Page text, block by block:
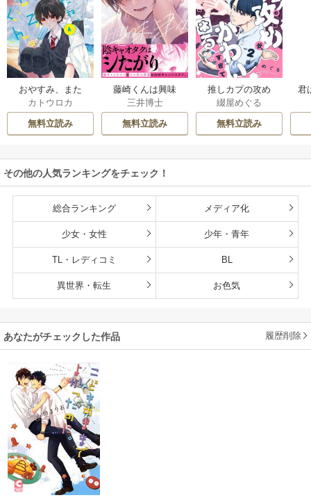
おやすみ、また
ね。ましろくん。
【電子限定漫画付
き】
カトウロカ
無料立読み
藤崎くんは興味
津々【コミックス
版】
三井博士
無料立読み
推しカプの攻め
が、かわいすぎて
困る
綴屋めぐる
無料立読み
君
その他の人気ランキングをチェック！
総合ランキング メディア化
少女・女性 少年・青年
TL・レディコミ BL
異世界・転生 お色気
あなたがチェックした作品 履歴削除